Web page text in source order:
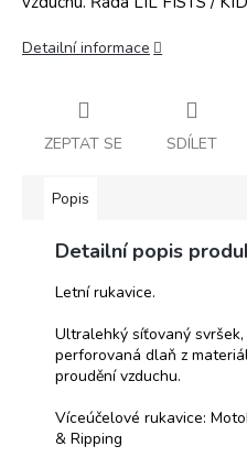
Detailní informace
ZEPTAT SE SDÍLET
Popis
Detailní popis
Letní rukavice.
Ultralehký síťovaný
perforovaná dlaň z
proudění vzduchu.
Víceúčelové rukavice:
& Ripping